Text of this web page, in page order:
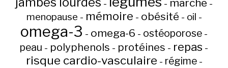
- - marche -
menopause - mémoire - obésité - oil -
omega-3 - omega-6 - ostéoporose -
peau - polyphenols - protéines - repas -
risque cardio-vasculaire - régime-